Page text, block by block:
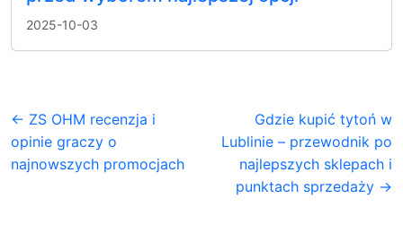
2025-10-03
← ZS OHM recenzja i
opinie graczy o
najnowszych promocjach
Gdzie kupić tytoń w
Lublinie – przewodnik po
najlepszych sklepach i
punktach sprzedaży →